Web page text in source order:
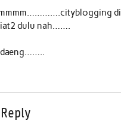
di
dulu nah…….